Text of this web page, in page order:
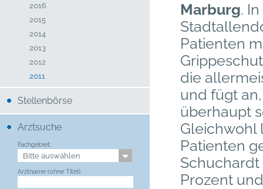
2016
2015
2014
2013
2012
2011
Stellenbörse
Arztsuche
Fachgebiet:
Arztname (ohne Titel):
Marburg.
Patienten
die
und fügt
überhaupt
Gleichwohl
Patienten
Schuchardt
Prozent